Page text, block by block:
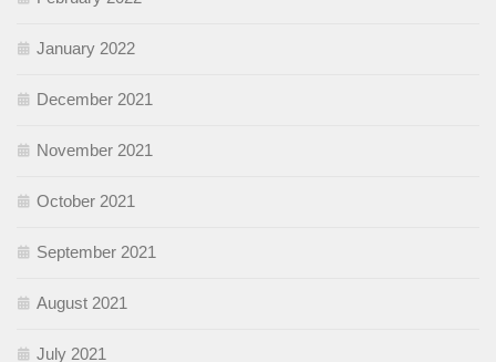
January 2022
December 2021
November 2021
October 2021
September 2021
August 2021
July 2021